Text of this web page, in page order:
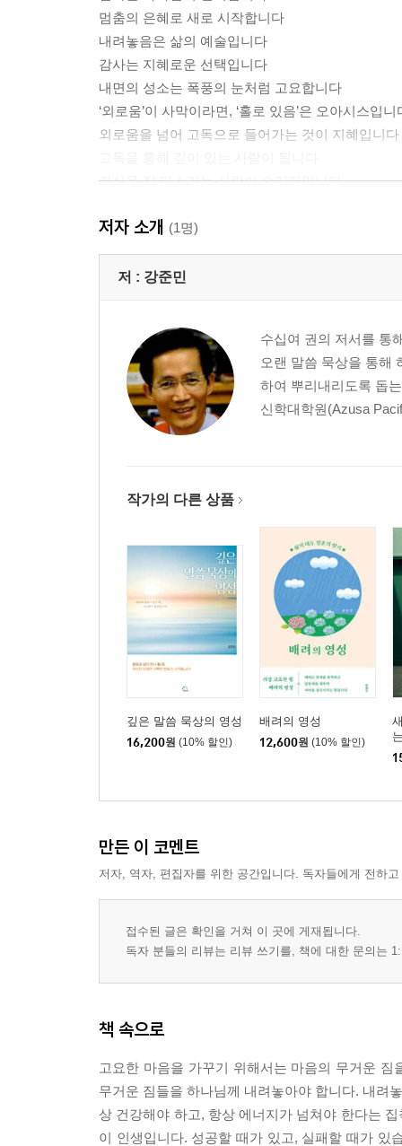
멈춤의 은혜로 새로 시작합니다
내려놓음은 삶의 예술입니다
감사는 지혜로운 선택입니다
내면의 성소는 폭풍의 눈처럼 고요합니다
‘외로움’이 사막이라면, ‘홀로 있음’은 오아시스입니
외로움을 넘어 고독으로 들어가는 것이 지혜입니다
자신을 잘 다스리는 사람이 승리자입니다
화 에너지를 다스리십시오
고갈되기 전에 잠시 멈추어 보십시오
마음 건강의 적신호에 필요한 응급조치법
2장 관계 속에서 지혜가 자랍니다
바셋하운드 덕분에 사랑의 필수조건을 배웁니다
친밀한 사랑의 비밀을 배우십시오
사랑에 깊이 뿌리내리십시오
존중은 하나님의 풍성한 복을 불러옵니다
배려와 위로가 필요하지 않은 사람은 없습니다
잘 듣는 사람이 하나님의 사랑과 축복을 받습니다
훌륭한 청자는 훌륭한 설교자 못지않게 중요합니다
인생에서 우정은 태양과도 같습니다
우리 인생의 최고점은 격려를 통해 나옵니다
칭찬은 영혼을 숨 쉬게 합니다
낯선 만남 속에 신비로운 선물이 담겨 있습니다
3장 꾸준함이 비범함을 만듭니다
천천히 깊이 읽으면, 깊은 깨달음에 이릅니다
글쓰기, 문제 해결의 열쇠
일, 복의 통로
평생 학습자는 영원한 청춘입니다
반복은 탁월함에 이르는 길입니다
천천히 그리고 꾸준히 정진하십시오
4장 아름다운 꽃은 상처와 함께 피어납니다
아픔은 살아 있음의 증거입니다
고통이 없으면 영광도 없습니다
저자 소개 (1명)
저 : 강준민
수십여 권의 저서를 통
오랜 말씀 묵상을 통해
하여 뿌리내리도록 돕
신학대학원(Azusa
작가의 다른 상품
깊은 말씀 묵상의 영성
16,200원 (10% 할인)
배려의 영성
12,600원 (10% 할인)
만든 이 코멘트
저자, 역자, 편집자를 위한 공간입니다. 독자들에게 전하
접수된 글은 확인을 거쳐 이 곳에 게재됩니다.
독자 분들의 리뷰는 리뷰 쓰기를, 책에 대한 문의는
책 속으로
고요한 마음을 가꾸기 위해서는 마음의 무거운
무거운 짐들을 하나님께 내려놓아야 합니다. 내려
상 건강해야 하고, 항상 에너지가 넘쳐야 한다는
이 인생입니다. 성공할 때가 있고, 실패할 때가 있